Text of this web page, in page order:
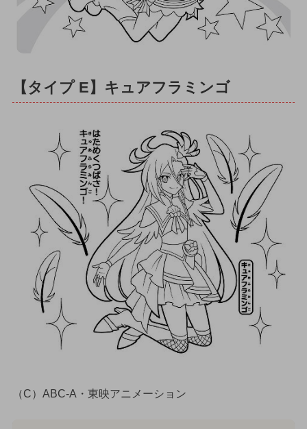
【タイプ E】キュアフラミンゴ
（C）ABC-A・東映アニメーション